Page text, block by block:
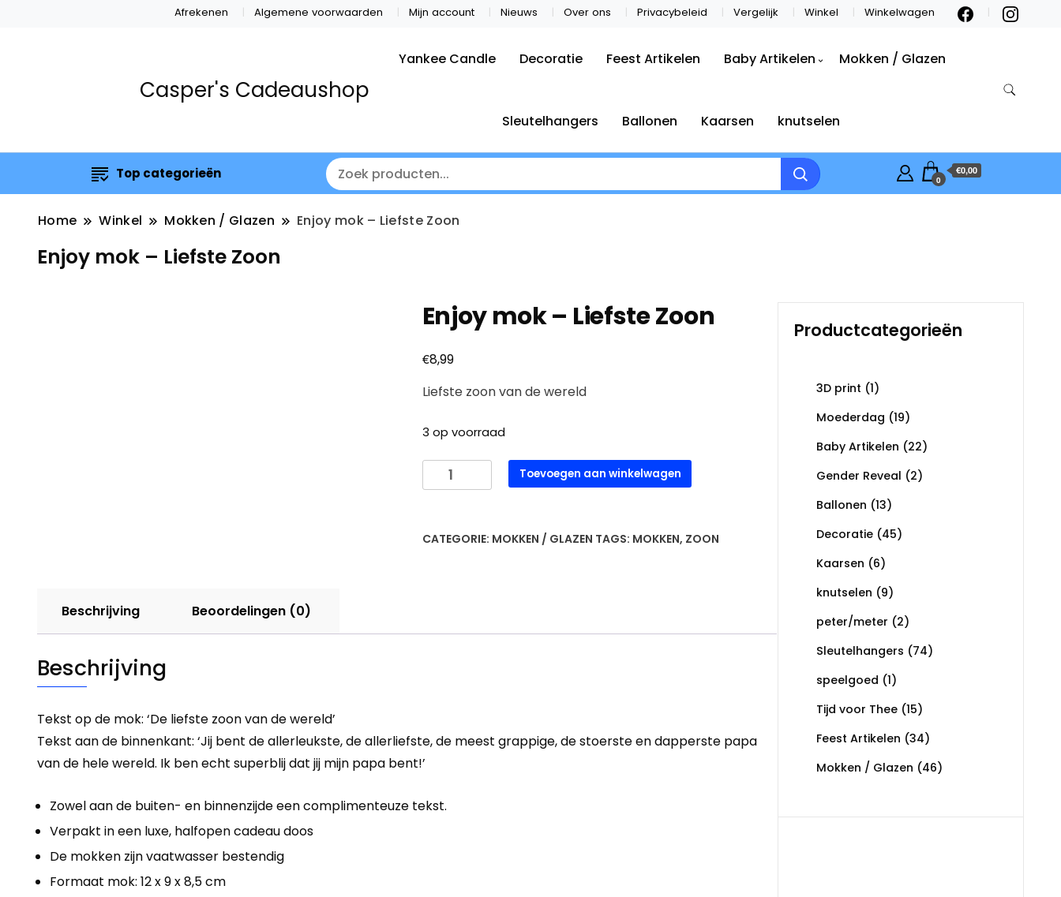
Afrekenen Algemene voorwaarden Mijn account Nieuws Over ons Privacybeleid Vergelijk Winkel Winkelwagen
Casper's Cadeaushop
Yankee Candle Decoratie Feest Artikelen Baby Artikelen Mokken / Glazen
Sleutelhangers Ballonen Kaarsen knutselen
Top categorieën 0
€0,00
Home Winkel Mokken / Glazen Enjoy mok – Liefste Zoon
Enjoy mok – Liefste Zoon
Enjoy mok – Liefste Zoon
€8,99
Liefste zoon van de wereld
3 op voorraad
Enjoy
mok
Zoon
Toevoegen aan winkelwagen
CATEGORIE: MOKKEN / GLAZEN TAGS: MOKKEN, ZOON
Beschrijving Beoordelingen (0)
Beschrijving
Tekst op de mok: ‘De liefste zoon van de wereld’
Tekst aan de binnenkant: ‘Jij bent de allerleukste, de allerliefste, de meest grappige, de stoerste en dapperste papa
van de hele wereld. Ik ben echt superblij dat jij mijn papa bent!’
Zowel aan de buiten- en binnenzijde een complimenteuze tekst.
Verpakt in een luxe, halfopen cadeau doos
De mokken zijn vaatwasser bestendig
Formaat mok: 12 x 9 x 8,5 cm
Productcategorieën
3D print (1)
Moederdag (19)
Baby Artikelen (22)
Gender Reveal (2)
Ballonen (13)
Decoratie (45)
Kaarsen (6)
knutselen (9)
peter/meter (2)
Sleutelhangers (74)
speelgoed (1)
Tijd voor Thee (15)
Feest Artikelen (34)
Mokken / Glazen (46)